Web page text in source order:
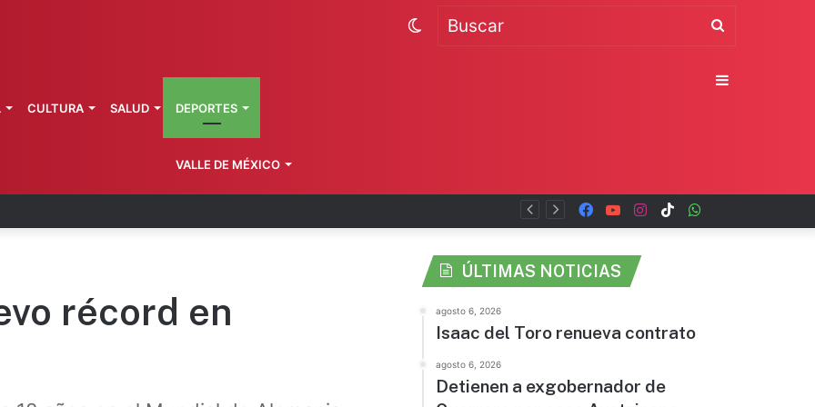
renueva contrato TikTok
Instagram
YouTube
Facebook
CULTURA SALUD DEPORTES
VALLE DE MÉXICO
Buscar
Switch
Sidebar
récord en
ÚLTIMAS NOTICIAS
agosto 6, 2026
Isaac del Toro renueva contrato
agosto 6, 2026
Detienen a exgobernador de